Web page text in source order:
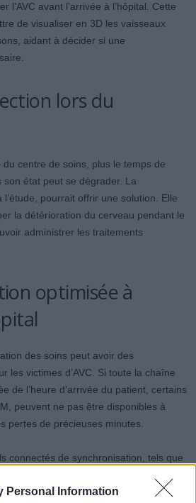
Personal Information
l’AVC avant l’arrivée à l’hôpital. Cette
de visualiser en 3D les vaisseaux
aidant à décider si une
lors du
centre de soins, plus le temps de
son état peut se dégrader. La
pourrait offrir une solution. Elle
la détérioration du cerveau pendant le
administrer les traitements
optimisée à
des soins peut avoir des
les victimes d’AVC. Si toute la chaîne
de l’heure d’arrivée du patient, certains
peuvent ne pas être disponibles à
pertes de précieuses minutes.
connectés de synchronisation, tels que
réel dès sa prise en charge par le SAMU.